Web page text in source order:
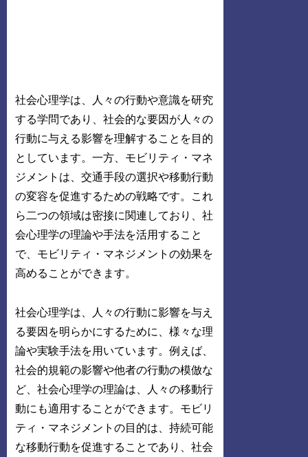
社会心理学は、人々の行動や意識を研究
する学問であり、社会的な要因が人々の
行動に与える影響を理解することを目的
としています。一方、モビリティ・マネ
ジメントは、交通手段の選択や移動行動
の変容を促進するための戦略です。これ
ら二つの領域は密接に関連しており、社
会心理学の理論や手法を活用すること
で、モビリティ・マネジメントの効果を
高めることができます。
社会心理学は、人々の行動に影響を与え
る要因を明らかにするために、様々な理
論や実験手法を用いています。例えば、
社会的規範の影響や他者の行動の模倣な
ど、社会心理学の理論は、人々の移動行
動にも適用することができます。モビリ
ティ・マネジメントの目的は、持続可能
な移動行動を促進することであり、社会